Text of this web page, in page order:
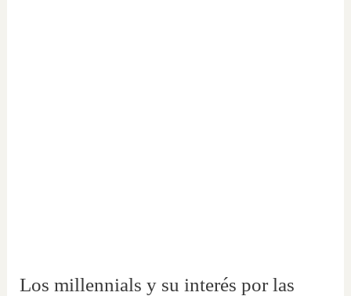
Los millennials y su interés por las